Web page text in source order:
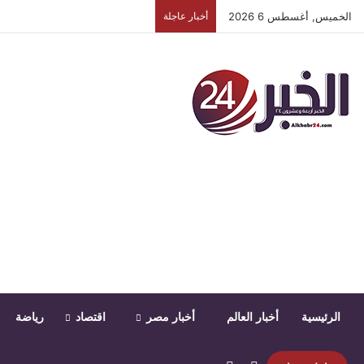
الخميس, أغسطس 6 2026 أخبار عاجلة
الرئيسية أخبار العالم أخبار مصر اقتصاد رياضة